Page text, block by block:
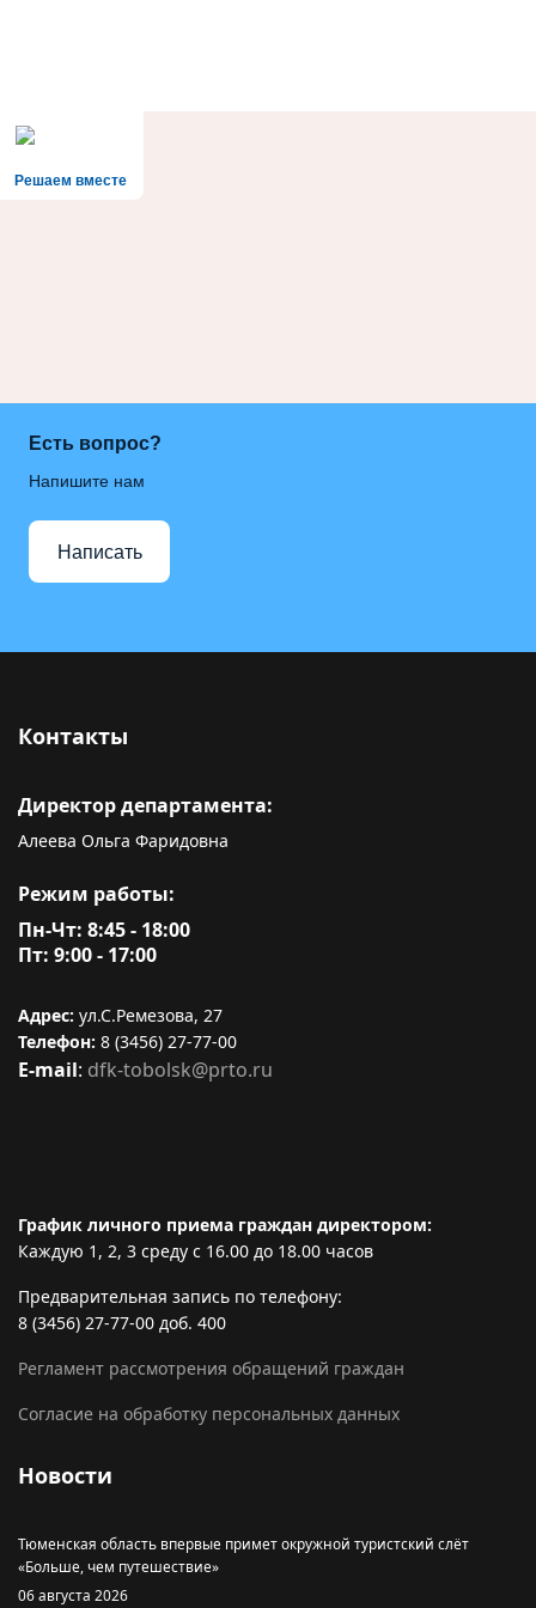
Решаем вместе
Есть вопрос?
Напишите нам
Написать
Контакты
Директор департамента:
Алеева Ольга Фаридовна
Режим работы:
Пн-Чт: 8:45 - 18:00
Пт: 9:00 - 17:00
Адрес: ул.С.Ремезова, 27
Телефон: 8 (3456) 27-77-00
E-mail: dfk-tobolsk@prto.ru
График личного приема граждан директором:
Каждую 1, 2, 3 среду с 16.00 до 18.00 часов
Предварительная запись по телефону:
8 (3456) 27-77-00 доб. 400
Регламент рассмотрения обращений граждан
Согласие на обработку персональных данных
Новости
Тюменская область впервые примет окружной туристский слёт
«Больше, чем путешествие»
06 августа 2026